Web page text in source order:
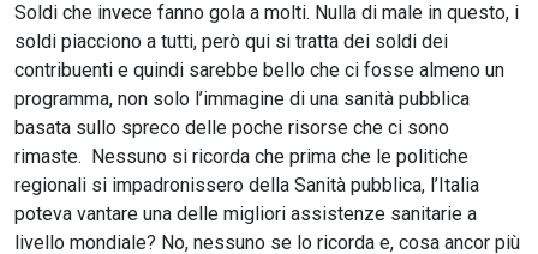
Soldi che invece fanno gola a molti. Nulla di male in questo, i
soldi piacciono a tutti, però qui si tratta dei soldi dei
contribuenti e quindi sarebbe bello che ci fosse almeno un
programma, non solo l’immagine di una sanità pubblica
basata sullo spreco delle poche risorse che ci sono
rimaste. Nessuno si ricorda che prima che le politiche
regionali si impadronissero della Sanità pubblica, l’Italia
poteva vantare una delle migliori assistenze sanitarie a
livello mondiale? No, nessuno se lo ricorda e, cosa ancor più